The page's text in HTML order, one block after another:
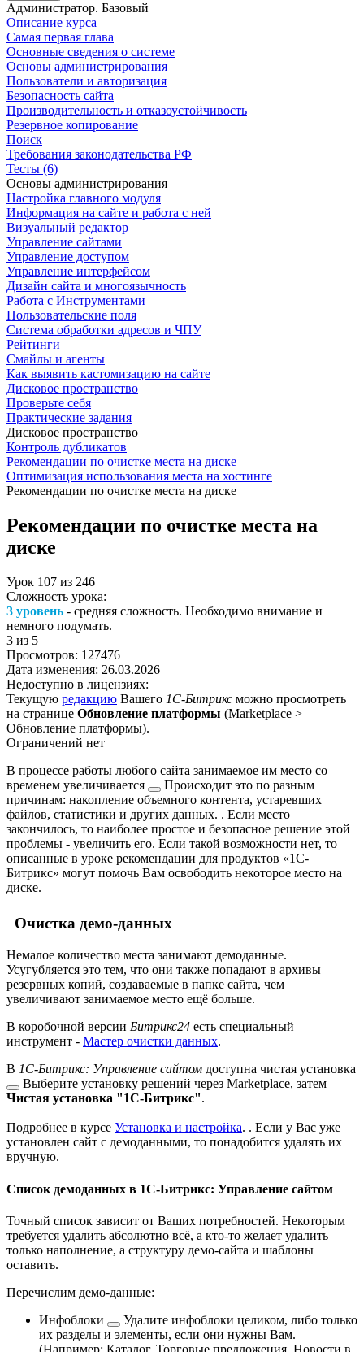
Администратор. Базовый
Описание курса
Самая первая глава
Основные сведения о системе
Основы администрирования
Пользователи и авторизация
Безопасность сайта
Производительность и отказоустойчивость
Резервное копирование
Поиск
Требования законодательства РФ
Тесты (6)
Основы администрирования
Настройка главного модуля
Информация на сайте и работа с ней
Визуальный редактор
Управление сайтами
Управление доступом
Управление интерфейсом
Дизайн сайта и многоязычность
Работа с Инструментами
Пользовательские поля
Система обработки адресов и ЧПУ
Рейтинги
Смайлы и агенты
Как выявить кастомизацию на сайте
Дисковое пространство
Проверьте себя
Практические задания
Дисковое пространство
Контроль дубликатов
Рекомендации по очистке места на диске
Оптимизация использования места на хостинге
Рекомендации по очистке места на диске
Рекомендации по очистке места на
диске
Урок 107 из 246
Сложность урока:
3 уровень - средняя сложность. Необходимо внимание и
немного подумать.
3 из 5
Просмотров: 127476
Дата изменения: 26.03.2026
Недоступно в лицензиях:
Текущую редакцию Вашего 1С-Битрикс можно просмотреть
на странице Обновление платформы (Marketplace >
Обновление платформы).
Ограничений нет
В процессе работы любого сайта занимаемое им место со
временем увеличивается
Происходит это по разным
причинам: накопление объемного контента, устаревших
файлов, статистики и других данных. . Если место
закончилось, то наиболее простое и безопасное решение этой
проблемы - увеличить его. Если такой возможности нет, то
описанные в уроке рекомендации для продуктов
1С-
Битрикс
могут помочь Вам освободить некоторое место на
диске.
Очистка демо-данных
Немалое количество места занимают демоданные.
Усугубляется это тем, что они также попадают в архивы
резервных копий, создаваемые в папке сайта, чем
увеличивают занимаемое место ещё больше.
В коробочной версии Битрикс24 есть специальный
инструмент - Мастер очистки данных.
В 1C-Битрикс: Управление сайтом доступна чистая установка
Выберите установку решений через Marketplace, затем
Чистая установка "1С-Битрикс".
Подробнее в курсе Установка и настройка. . Если у Вас уже
установлен сайт с демоданными, то понадобится удалять их
вручную.
Список демоданных в 1C-Битрикс: Управление сайтом
Точный список зависит от Ваших потребностей. Некоторым
требуется удалить абсолютно всё, а кто-то желает удалить
только наполнение, а структуру демо-сайта и шаблоны
оставить.
Перечислим демо-данные:
Инфоблоки
Удалите инфоблоки целиком, либо только
их разделы и элементы, если они нужны Вам.
(Например: Каталог, Торговые предложения, Новости в